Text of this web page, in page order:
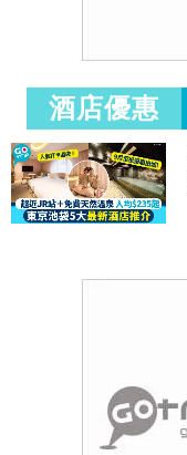
酒店優惠